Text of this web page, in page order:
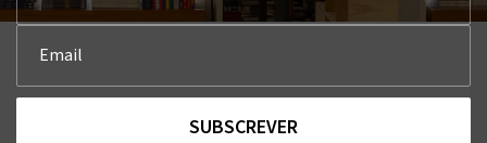
SUBSCREVER